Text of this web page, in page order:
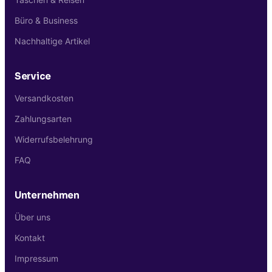
Büro & Business
Nachhaltige Artikel
Service
Versandkosten
Zahlungsarten
Widerrufsbelehrung
FAQ
Unternehmen
Über uns
Kontakt
Impressum